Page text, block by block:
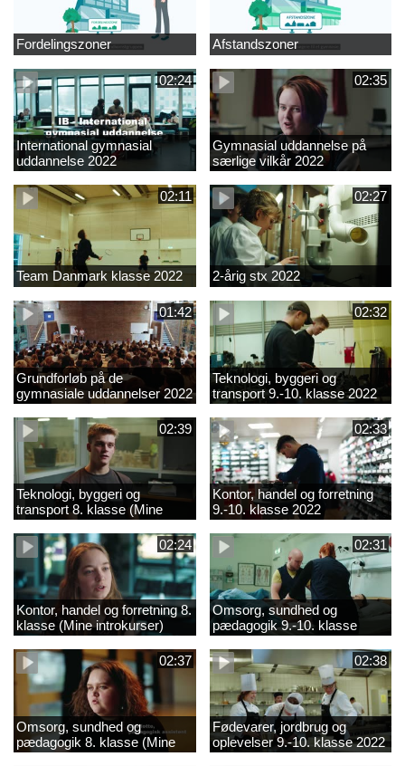
Fordelingszoner Afstandszoner
02:24
International gymnasial
uddannelse 2022
02:35
Gymnasial uddannelse på
særlige vilkår 2022
02:11
Team Danmark klasse 2022
02:27
2-årig stx 2022
01:42
Grundforløb på de
gymnasiale uddannelser 2022
02:32
Teknologi, byggeri og
transport 9.-10. klasse 2022
02:39
Teknologi, byggeri og
transport 8. klasse (Mine
introkurser) 2022
02:33
Kontor, handel og forretning
9.-10. klasse 2022
02:24
Kontor, handel og forretning 8.
klasse (Mine introkurser)
2022
02:31
Omsorg, sundhed og
pædagogik 9.-10. klasse
2022
02:37
Omsorg, sundhed og
pædagogik 8. klasse (Mine
introkurser) 2022
02:38
Fødevarer, jordbrug og
oplevelser 9.-10. klasse 2022